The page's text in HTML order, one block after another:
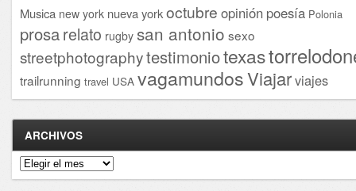
Musica new york nueva yorkoctubre opinión poesía Polonia
prosarelato rugby san antonio sexo
streetphotographytestimoniotexas
trailrunning travel USA vagamundosViajarviajes
ARCHIVOS
Archivos